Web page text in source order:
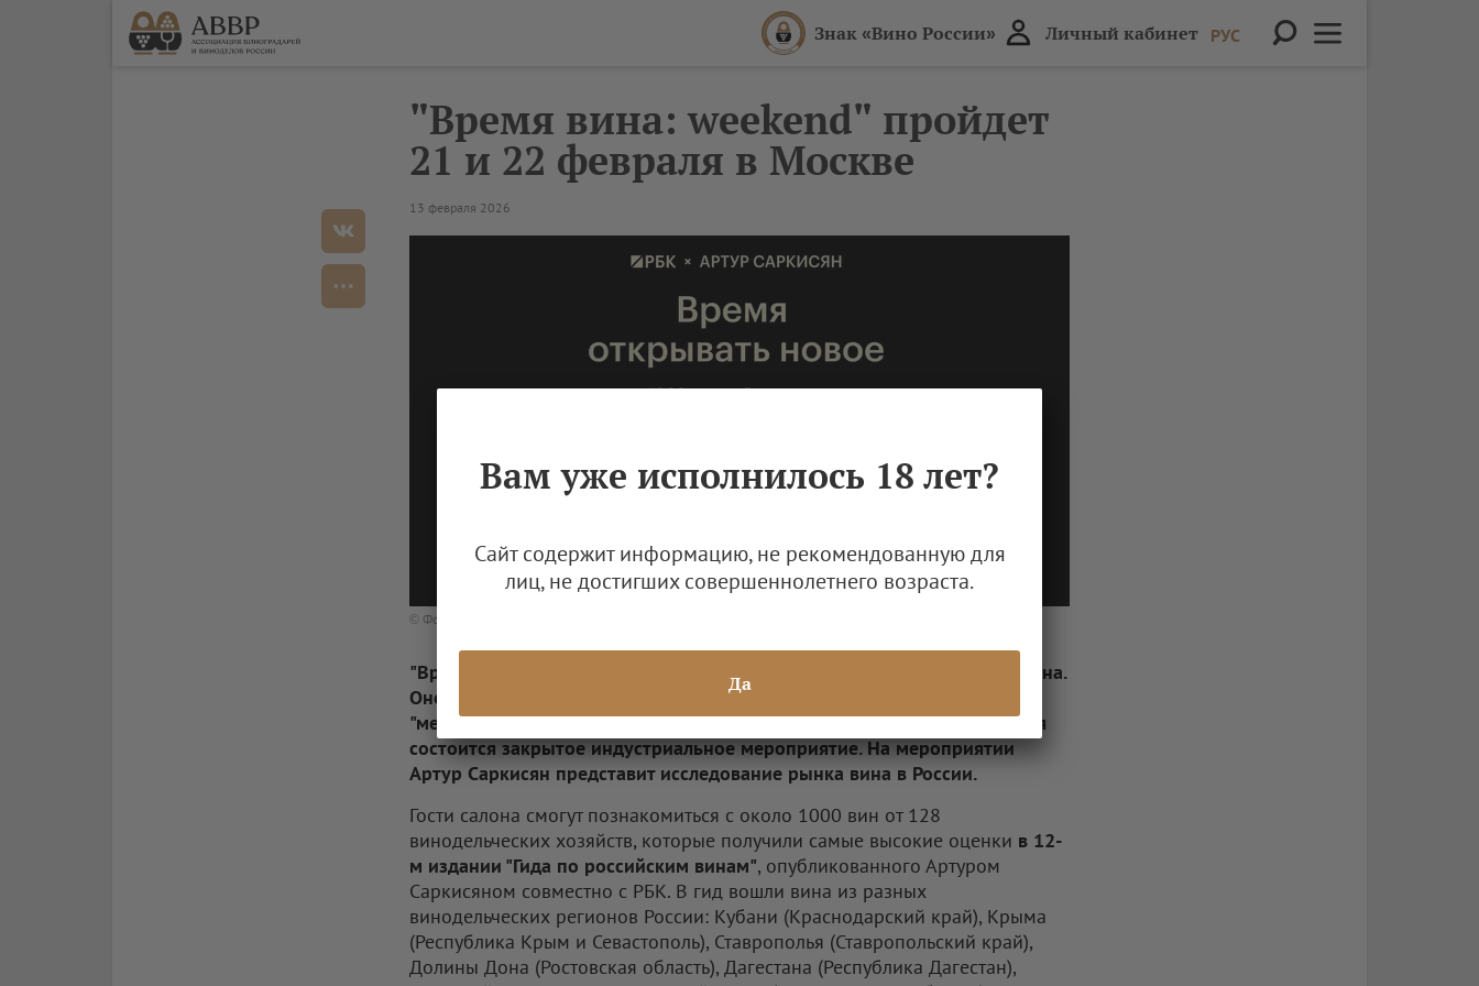
Знак «Вино России» Личный кабинет РУС
"Время вина: weekend" пройдет
21 и 22 февраля в Москве
13 февраля 2026
© Фото: РБК и Саркисян
"Время вина: weekend" — одно из самых значимых событий в мире вина.
Оно пройдет 21 и 22 февраля в Центре событий РБК. Это кульминация
"месяца вина", который РБК организует второй год подряд. 19 февраля
состоится закрытое индустриальное мероприятие. На мероприятии
Артур Саркисян представит исследование рынка вина в России.
Гости салона смогут познакомиться с около 1000 вин от 128
винодельческих хозяйств, которые получили самые высокие оценки в 12-
м издании "Гида по российским винам", опубликованного Артуром
Саркисяном совместно с РБК. В гид вошли вина из разных
винодельческих регионов России: Кубани (Краснодарский край), Крыма
(Республика Крым и Севастополь), Ставрополья (Ставропольский край),
Долины Дона (Ростовская область), Дагестана (Республика Дагестан),
Вам уже исполнилось 18 лет?
Сайт содержит информацию, не рекомендованную для
лиц, не достигших совершеннолетнего возраста.
Да